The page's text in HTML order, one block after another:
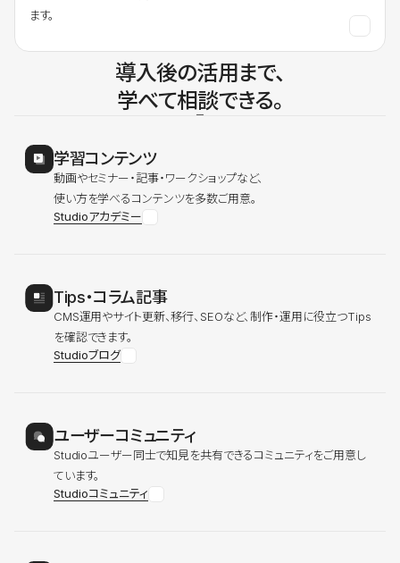
ます。
導入後の活用まで、
学べて相談できる。
学習コンテンツ
動画やセミナー・記事・ワークショップなど、
使い方を学べるコンテンツを多数ご用意。
Studioアカデミー
Tips・コラム記事
CMS運用やサイト更新、移行、SEOなど、制作・運用に役立つTips
を確認できます。
Studioブログ
ユーザーコミュニティ
Studioユーザー同士で知見を共有できるコミュニティをご用意し
ています。
Studioコミュニティ